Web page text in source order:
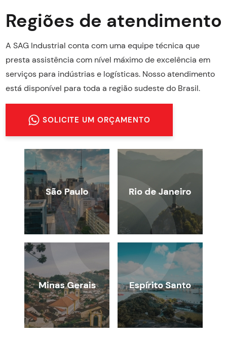
Regiões de atendimento
A SAG Industrial conta com uma equipe técnica que
presta assistência com nível máximo de excelência em
serviços para indústrias e logísticas. Nosso atendimento
está disponível para toda a região sudeste do Brasil.
SOLICITE UM ORÇAMENTO